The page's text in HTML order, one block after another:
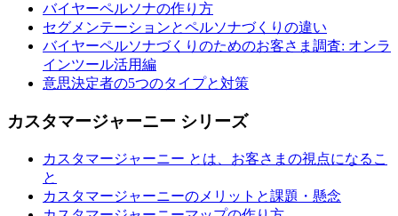
バイヤーペルソナの作り方
セグメンテーションとペルソナづくりの違い
バイヤーペルソナづくりのためのお客さま調査: オンラ
インツール活用編
意思決定者の5つのタイプと対策
カスタマージャーニー シリーズ
カスタマージャーニー とは、お客さまの視点になるこ
と
カスタマージャーニーのメリットと課題・懸念